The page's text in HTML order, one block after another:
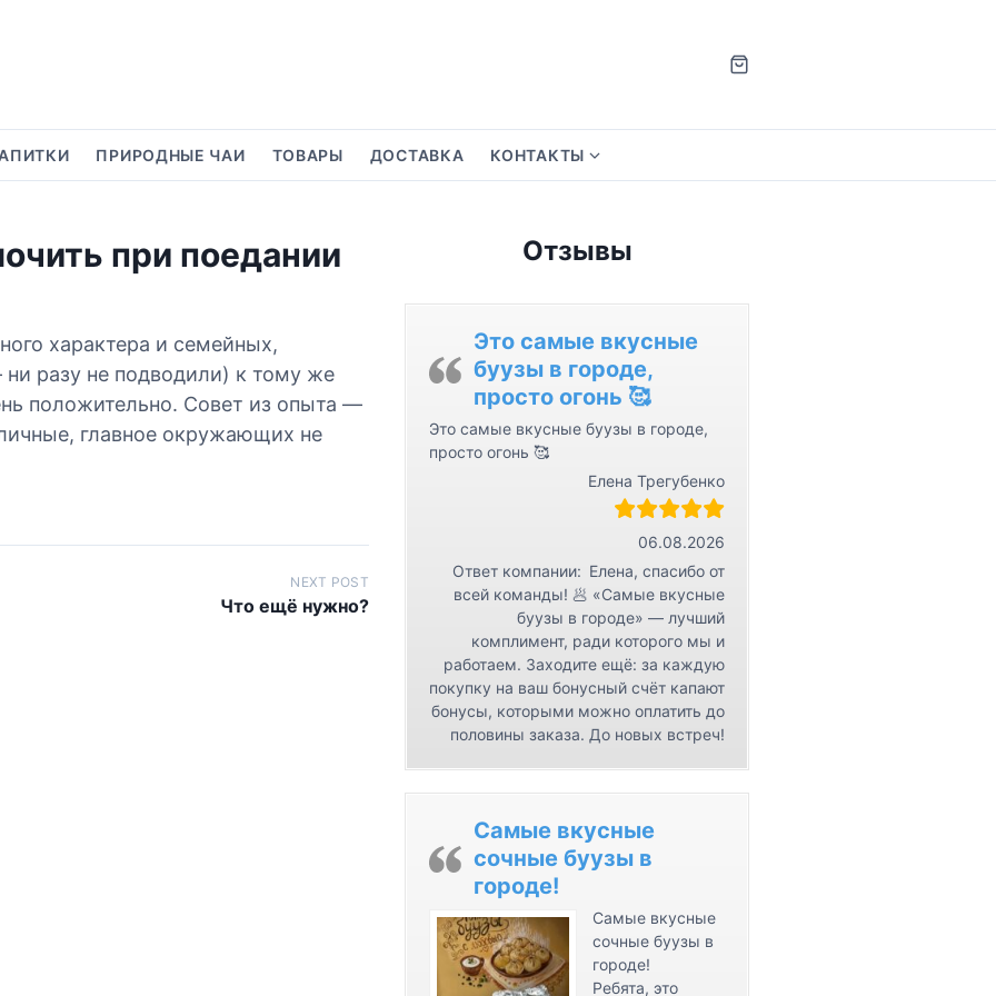
ПРИРОДНЫЕ ЧАИ ТОВАРЫ ДОСТАВКА КОНТАКТЫ
w
u
m
e
n
u
o
о
н
т
а
к
т
ы
при поедании
характера и семейных,
разу не подводили) к тому же
положительно. Совет из опыта —
главное окружающих не
NEXT POST
Что ещё нужно?
Отзывы
Это самые вкусные
буузы в городе,
просто огонь 🥰
Это самые вкусные буузы в городе,
просто огонь 🥰
Елена Трегубенко
06.08.2026
Ответ компании: Елена, спасибо от
всей команды! 🥟 «Самые вкусные
буузы в городе» — лучший
комплимент, ради которого мы и
работаем. Заходите ещё: за каждую
покупку на ваш бонусный счёт капают
бонусы, которыми можно оплатить до
половины заказа. До новых встреч!
Самые вкусные
сочные буузы в
городе!
Самые вкусные
сочные буузы в
городе!
Ребята, это